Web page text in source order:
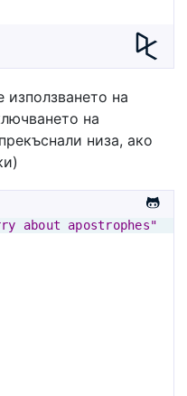
използването на
на
низа, ако
about apostrophes"